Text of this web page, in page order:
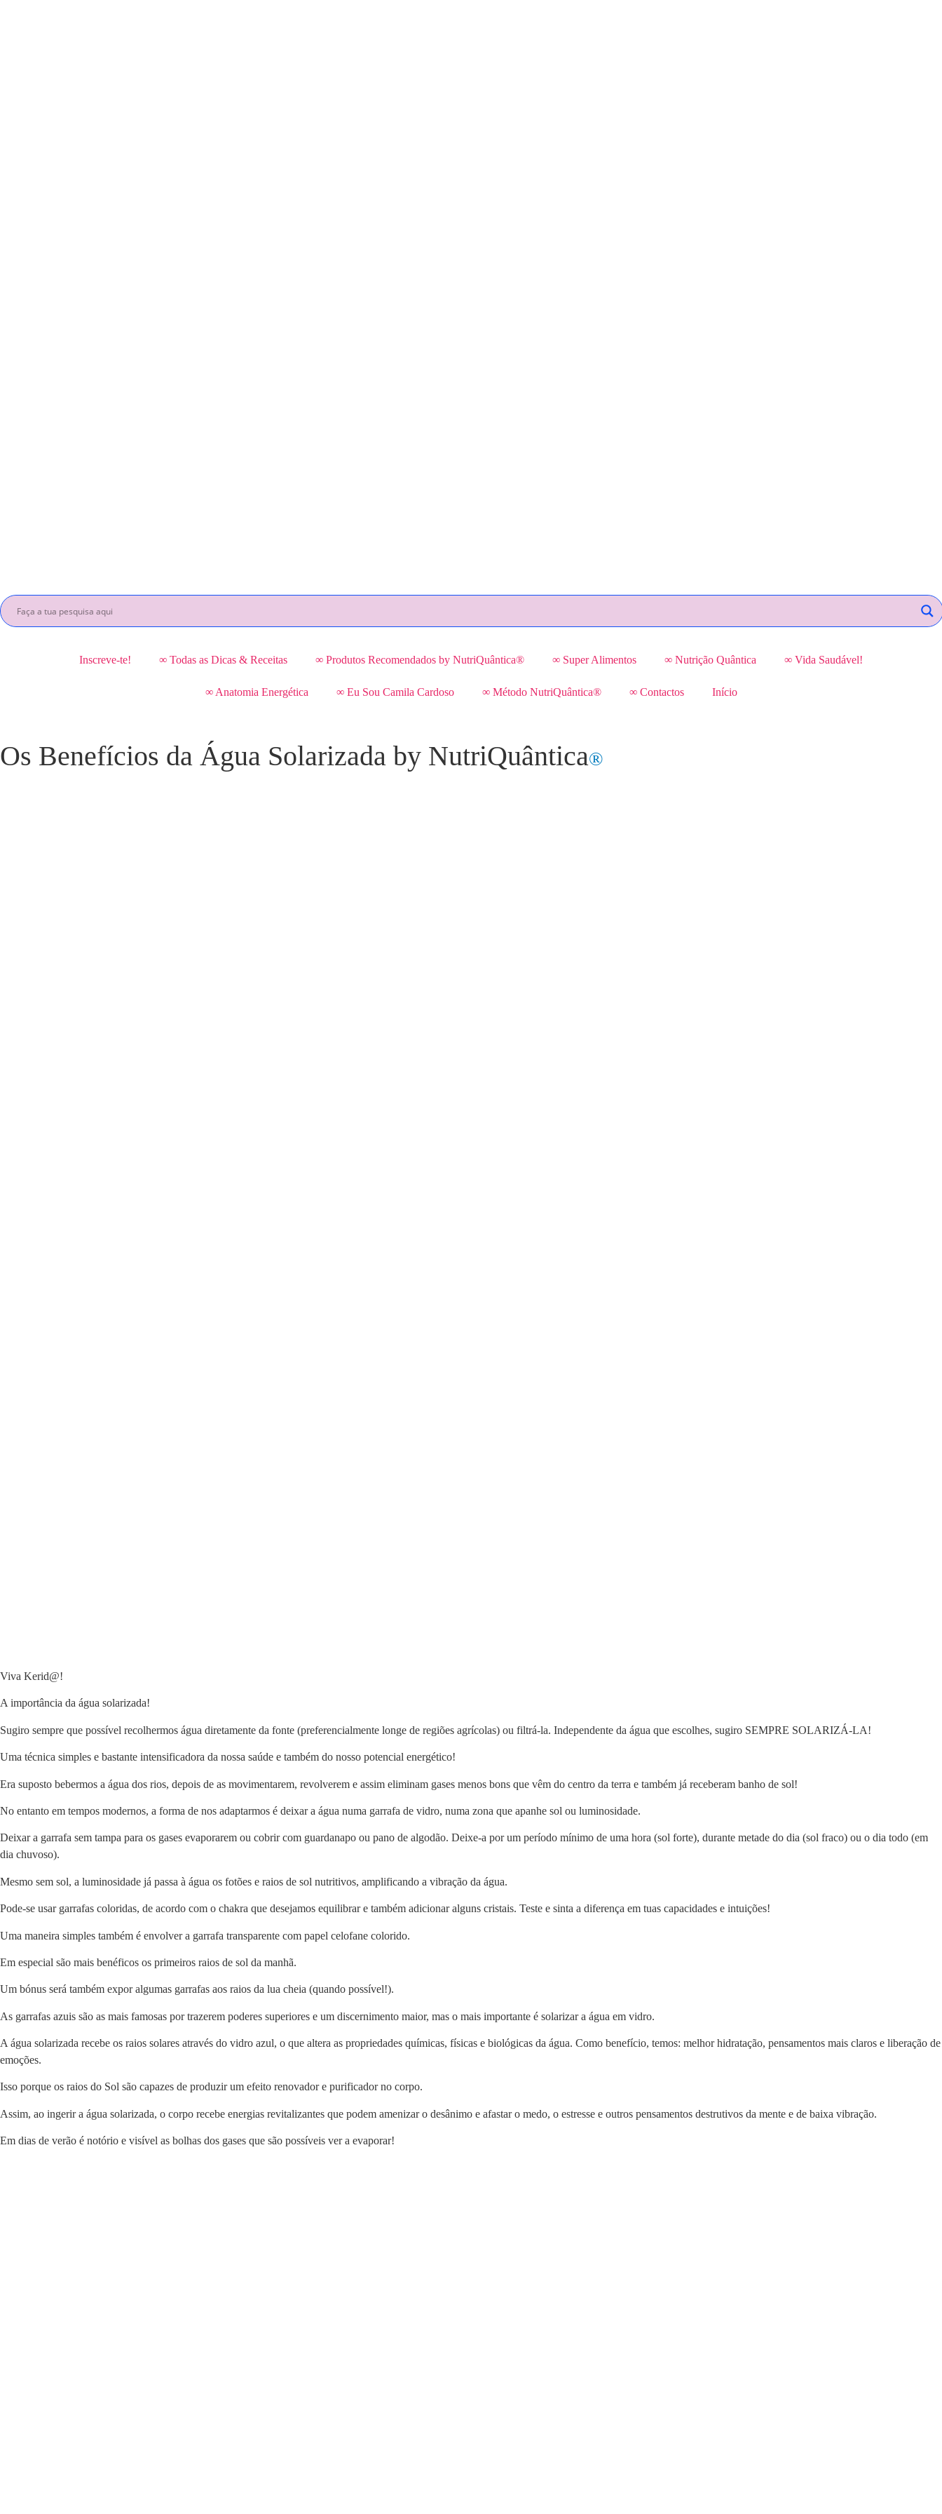
Inscreve-te! ∞ Todas as Dicas & Receitas ∞ Produtos Recomendados by NutriQuântica® ∞ Super Alimentos ∞ Nutrição Quântica ∞ Vida Saudável!
∞ Anatomia Energética ∞ Eu Sou Camila Cardoso ∞ Método NutriQuântica® ∞ Contactos Início
Os Benefícios da Água Solarizada by NutriQuântica®
Viva Kerid@!
A importância da água solarizada!
Sugiro sempre que possível recolhermos água diretamente da fonte (preferencialmente longe de regiões agrícolas) ou filtrá-la. Independente da água que escolhes, sugiro SEMPRE SOLARIZÁ-LA!
Uma técnica simples e bastante intensificadora da nossa saúde e também do nosso potencial energético!
Era suposto bebermos a água dos rios, depois de as movimentarem, revolverem e assim eliminam gases menos bons que vêm do centro da terra e também já receberam banho de sol!
No entanto em tempos modernos, a forma de nos adaptarmos é deixar a água numa garrafa de vidro, numa zona que apanhe sol ou luminosidade.
Deixar a garrafa sem tampa para os gases evaporarem ou cobrir com guardanapo ou pano de algodão. Deixe-a por um período mínimo de uma hora (sol forte), durante metade do dia (sol fraco) ou o dia todo (em
dia chuvoso).
Mesmo sem sol, a luminosidade já passa à água os fotões e raios de sol nutritivos, amplificando a vibração da água.
Pode-se usar garrafas coloridas, de acordo com o chakra que desejamos equilibrar e também adicionar alguns cristais. Teste e sinta a diferença em tuas capacidades e intuições!
Uma maneira simples também é envolver a garrafa transparente com papel celofane colorido.
Em especial são mais benéficos os primeiros raios de sol da manhã.
Um bónus será também expor algumas garrafas aos raios da lua cheia (quando possível!).
As garrafas azuis são as mais famosas por trazerem poderes superiores e um discernimento maior, mas o mais importante é solarizar a água em vidro.
A água solarizada recebe os raios solares através do vidro azul, o que altera as propriedades químicas, físicas e biológicas da água. Como benefício, temos: melhor hidratação, pensamentos mais claros e liberação de
emoções.
Isso porque os raios do Sol são capazes de produzir um efeito renovador e purificador no corpo.
Assim, ao ingerir a água solarizada, o corpo recebe energias revitalizantes que podem amenizar o desânimo e afastar o medo, o estresse e outros pensamentos destrutivos da mente e de baixa vibração.
Em dias de verão é notório e visível as bolhas dos gases que são possíveis ver a evaporar!